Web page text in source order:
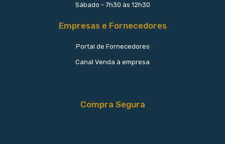
Sábado - 7h30 às 12h30
Empresas e Fornecedores
Portal de Fornecedores
Canal Venda à empresa
Compra Segura